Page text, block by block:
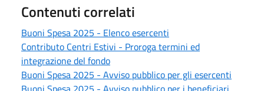
Contenuti correlati
Buoni Spesa 2025 - Elenco esercenti
Contributo Centri Estivi - Proroga termini ed
integrazione del fondo
Buoni Spesa 2025 - Avviso pubblico per gli esercenti